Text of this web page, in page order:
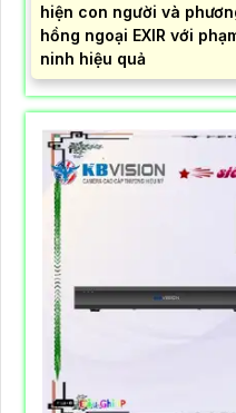
hiện con người và
hồng ngoại EXIR với
ninh hiệu quả